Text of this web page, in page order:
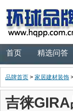
首页 精选问答
品牌首页 > 家居建材装饰
吉徕